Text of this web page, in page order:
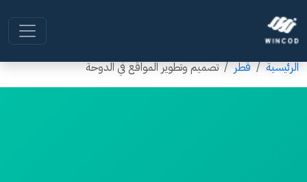
الرئيسية قطر تصميم وتطوير المواقع في الدوحة